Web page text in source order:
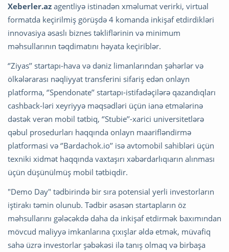
Xeberler.az agentliyə istinadən xməlumat verirki, virtual
formatda keçirilmiş görüşdə 4 komanda inkişaf etdirdikləri
innovasiya əsaslı biznes təkliflərinin və minimum
məhsullarının təqdimatını həyata keçiriblər.
‘’Ziyas’’ startapı-hava və dəniz limanlarından şəhərlər və
ölkələrarası nəqliyyat transferini sifariş edən onlayn
platforma, ‘’Spendonate’’ startapı-istifadəçilərə qazandıqları
cashback-ləri xeyriyyə məqsədləri üçün ianə etmələrinə
dəstək verən mobil tətbiq, ‘’Stubie’’-xarici universitetlərə
qəbul prosedurları haqqında onlayn maarifləndirmə
platformasi və ‘’Bardachok.io’’ isə avtomobil sahibləri üçün
texniki xidmət haqqında vaxtaşırı xəbərdarlıqıarın alınması
üçün düşünülmüş mobil tətbiqdir.
"Demo Day" tədbirində bir sıra potensial yerli investorların
iştirakı təmin olunub. Tədbir əsasən startapların öz
məhsullarını gələcəkdə daha da inkişaf etdirmək baxımından
mövcud maliyyə imkanlarına çıxışlar əldə etmək, müvafiq
sahə üzrə investorlar şəbəkəsi ilə tanış olmaq və birbaşa